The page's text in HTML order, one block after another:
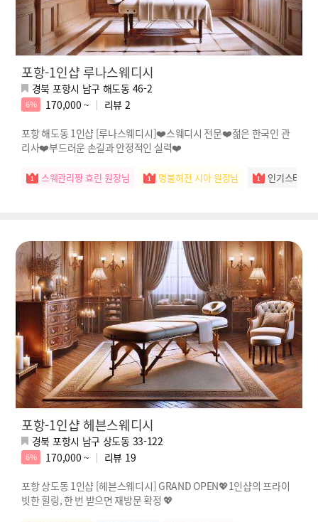
포항-1인샵 루나스웨디시
경북 포항시 남구 해도동 46-2
6% 170,000 ~ 리뷰 2
포항 해도동 1인샵 [루나스웨디시]❤️스웨디시 전문❤️젊은 한국인 관
리사❤️부드러운 손길과 안정적인 실력❤️
스웨관리짱 효린 원장님 명불허전 시아 원장님 인기스타 예
포항-1인샵 헤븐스웨디시
경북 포항시 남구 상도동 33-122
6% 170,000 ~ 리뷰 19
포항 상도동 1인샵 [헤븐스웨디시] GRAND OPEN💖1인샵의 프라이
빗한 힐링, 한 번 받으면 재방문 확정 💖